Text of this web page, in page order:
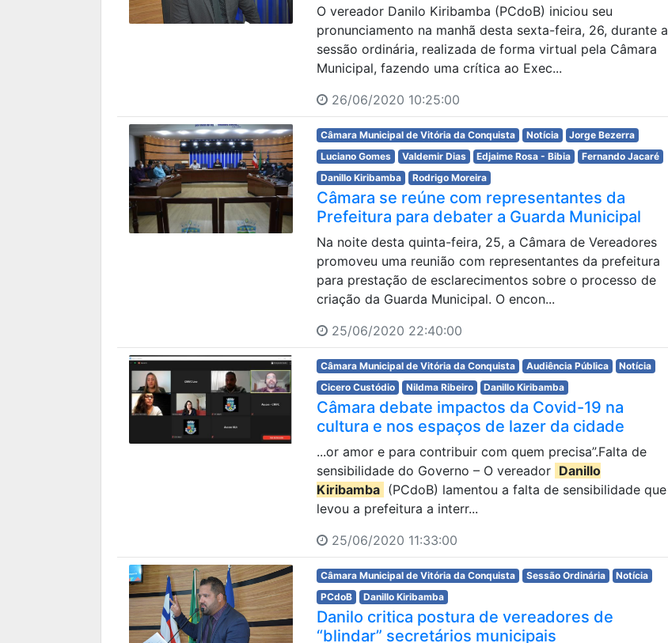
O vereador Danilo Kiribamba (PCdoB) iniciou seu
pronunciamento na manhã desta sexta-feira, 26, durante a
sessão ordinária, realizada de forma virtual pela Câmara
Municipal, fazendo uma crítica ao Exec...
26/06/2020 10:25:00
Câmara Municipal de Vitória da Conquista Notícia
Jorge Bezerra
Luciano Gomes
Valdemir Dias Edjaime Rosa - Bibia
Fernando Jacaré
Danillo Kiribamba
Rodrigo Moreira
Câmara se reúne com representantes da
Prefeitura para debater a Guarda Municipal
Na noite desta quinta-feira, 25, a Câmara de Vereadores
promoveu uma reunião com representantes da prefeitura
para prestação de esclarecimentos sobre o processo de
criação da Guarda Municipal. O encon...
25/06/2020 22:40:00
Câmara Municipal de Vitória da Conquista Audiência Pública
Notícia
Cicero Custódio
Nildma Ribeiro Danillo Kiribamba
Câmara debate impactos da Covid-19 na
cultura e nos espaços de lazer da cidade
...or amor e para contribuir com quem precisa”.Falta de
sensibilidade do Governo – O vereador Danillo
Kiribamba (PCdoB) lamentou a falta de sensibilidade que
levou a prefeitura a interr...
25/06/2020 11:33:00
Câmara Municipal de Vitória da Conquista Sessão Ordinária
Notícia
PCdoB
Danillo Kiribamba
Danilo critica postura de vereadores de
“blindar” secretários municipais